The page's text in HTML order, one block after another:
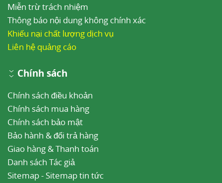
Miễn trừ trách nhiệm
Thông báo nội dung không chính xác
Khiếu nại chất lượng dịch vụ
Liên hệ quảng cáo
Chính sách
Chính sách điều khoản
Chính sách mua hàng
Chính sách bảo mật
Bảo hành & đổi trả hàng
Giao hàng & Thanh toán
Danh sách Tác giả
Sitemap- Sitemap tin tức